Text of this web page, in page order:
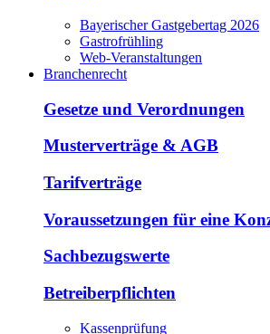
Bayerischer Gastgebertag 2026
Gastrofrühling
Web-Veranstaltungen
Branchenrecht
Gesetze und Verordnungen
Musterverträge & AGB
Tarifverträge
Voraussetzungen für eine
Sachbezugswerte
Betreiberpflichten
Kassenprüfung